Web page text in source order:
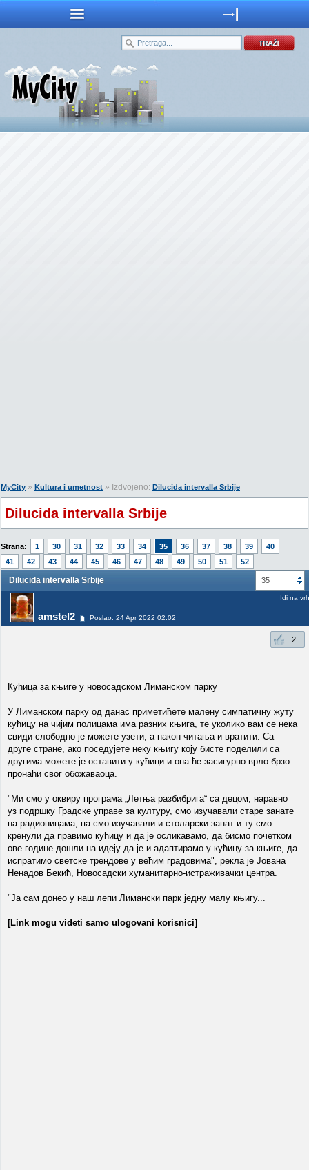
MyCity » Kultura i umetnost » Izdvojeno: Dilucida intervalla Srbije
Dilucida intervalla Srbije
Strana: 1 30 31 32 33 34 35 36 37 38 39
40
41
42 43 44 45 46 47 48 49 50 51 52
35
Dilucida intervalla Srbije
amstel2 Poslao: 24 Apr 2022 02:02
Idi na vrh
2
Кућица за књиге у новосадском Лиманском парку
У Лиманском парку од данас приметићете малену симпатичну жуту
кућицу на чијим полицама има разних књига, те уколико вам се нека
свиди слободно је можете узети, а након читања и вратити. Са
друге стране, ако поседујете неку књигу коју бисте поделили са
другима можете је оставити у кућици и она ће засигурно врло брзо
пронаћи свог обожаваоца.
"Ми смо у оквиру програма „Летња разбибрига“ са децом, наравно
уз подршку Градске управе за културу, смо изучавали старе занате
на радионицама, па смо изучавали и столарски занат и ту смо
кренули да правимо кућицу и да је осликавамо, да бисмо почетком
ове године дошли на идеју да је и адаптирамо у кућицу за књиге, да
испратимо светске трендове у већим градовима", рекла је Јована
Ненадов Бекић, Новосадски хуманитарно-истраживачки центра.
"Ја сам донео у наш лепи Лимански парк једну малу књигу...
[Link mogu videti samo ulogovani korisnici]